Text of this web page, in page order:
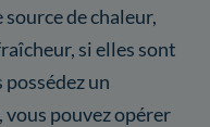
de chaleur,
si elles sont
un
vous pouvez opérer